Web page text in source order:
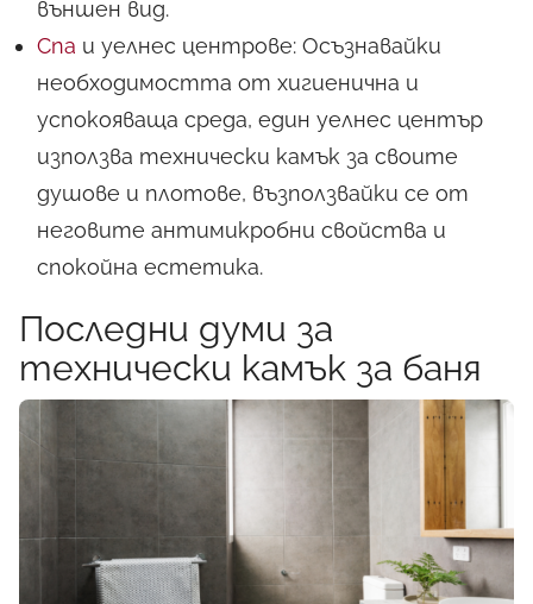
външен вид.
Спа и уелнес центрове: Осъзнавайки
необходимостта от хигиенична и
успокояваща среда, един уелнес център
използва технически камък за своите
душове и плотове, възползвайки се от
неговите антимикробни свойства и
спокойна естетика.
Последни думи за
технически камък за баня